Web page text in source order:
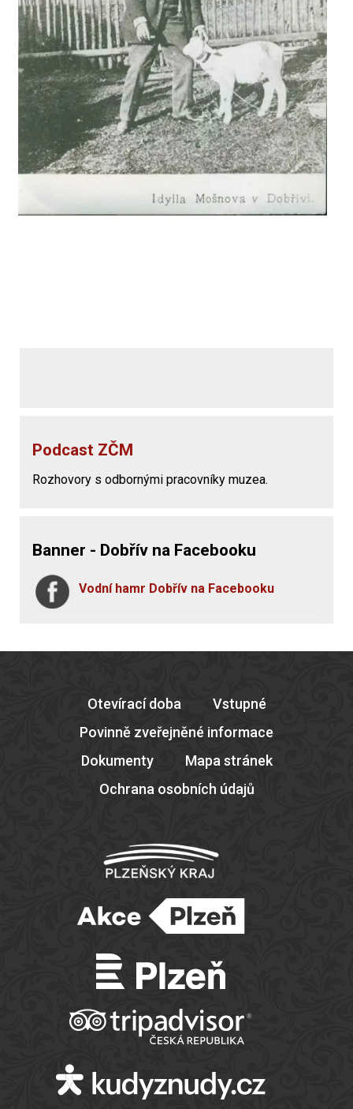
Podcast ZČM
Rozhovory s odbornými pracovníky muzea.
Banner - Dobřív na Facebooku
Vodní hamr Dobřív na Facebooku
Otevírací doba
Vstupné
Povinně zveřejněné informace
Dokumenty
Mapa stránek
Ochrana osobních údajů